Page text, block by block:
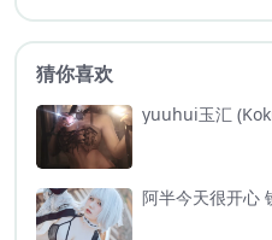
猜你喜欢
yuuhui玉汇
阿半今天很开心